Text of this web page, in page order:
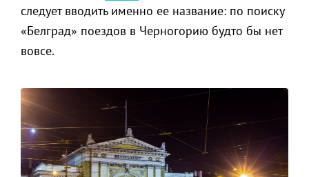
следует вводить именно ее название: по поиску
«Белград» поездов в Черногорию будто бы нет
вовсе.